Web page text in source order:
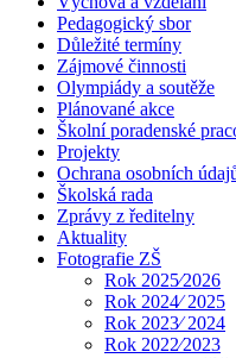
Pedagogický sbor
Důležité termíny
Zájmové činnosti
Olympiády a soutěže
Plánované akce
Školní poradenské
Projekty
Ochrana osobních
Školská rada
Zprávy z ředitelny
Aktuality
Fotografie ZŠ
Rok 2025⁄2026
Rok 2024⁄ 2025
Rok 2023⁄ 2024
Rok 2022⁄2023